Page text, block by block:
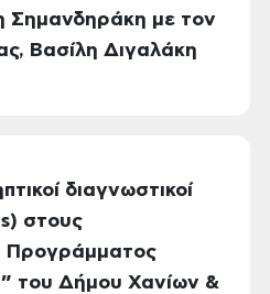
Σημανδηράκη με τον
Βασίλη Διγαλάκη
διαγνωστικοί
στους
Προγράμματος
του Δήμου Χανίων &